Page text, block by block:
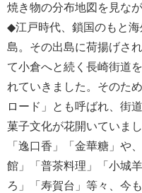
焼き物の分布地図を見な
◆江戸時代、鎖国のもと
島。その出島に荷揚げさ
て小倉へと続く長崎街道
れていきました。そのた
ロード」とも呼ばれ、街
菓子文化が花開いていま
「逸口香」「金華糖」や
館」「普茶料理」「小城
ろ」「寿賀台」等々、今